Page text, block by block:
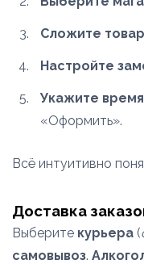
Сложите
Настройте
Укажите
«Оформить».
Всё интуитивно
Доставка
Выберите курьера (
самовывоз.